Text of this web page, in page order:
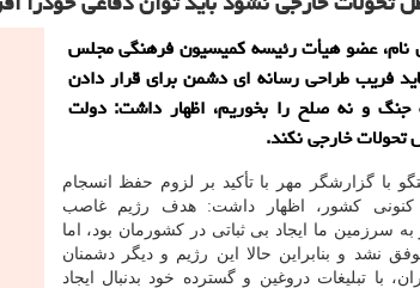
نام، عضو هیأت رئیسه کمیسیون فرهنگی مجلس
فریب طراحی رسانه ای دشمن برای قرار دادن
و نه صلح را بخوریم، اظهار داشت: دولت
تحولات خارجی نکند.
با گزارشگر مهر با تأکید بر لزوم حفظ انسجام
کشور، اظهار داشت: هدف رژیم غاصب
به سرزمین ما ایجاد بی ثباتی در کشورمان بود، اما
روزه موفق نشد و بنابراین حالا این رژیم و دیگر دشمنان
با تبلیغات دروغین و گسترده خود بدنبال ایجاد